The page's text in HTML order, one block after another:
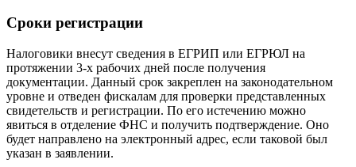
Сроки регистрации
Налоговики внесут сведения в ЕГРИП или ЕГРЮЛ на
протяжении 3-х рабочих дней после получения
документации. Данный срок закреплен на законодательном
уровне и отведен фискалам для проверки представленных
свидетельств и регистрации. По его истечению можно
явиться в отделение ФНС и получить подтверждение. Оно
будет направлено на электронный адрес, если таковой был
указан в заявлении.